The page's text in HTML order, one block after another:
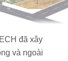
đã xây
và ngoài